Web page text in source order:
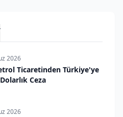
2026
Ticaretinden Türkiye'ye
Ceza
2026